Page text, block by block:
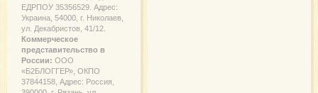
ЕДРПОУ 35356529. Адрес:
Украина, 54000, г. Николаев,
ул. Декабристов, 41/12.
Коммерческое
представительство в
России: ООО
«Б2БЛОГГЕР», ОКПО
37844158, Адрес: Россия,